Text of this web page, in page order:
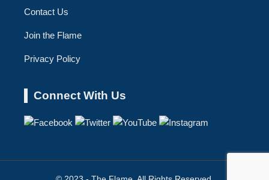
Contact Us
Join the Flame
Privacy Policy
Connect With Us